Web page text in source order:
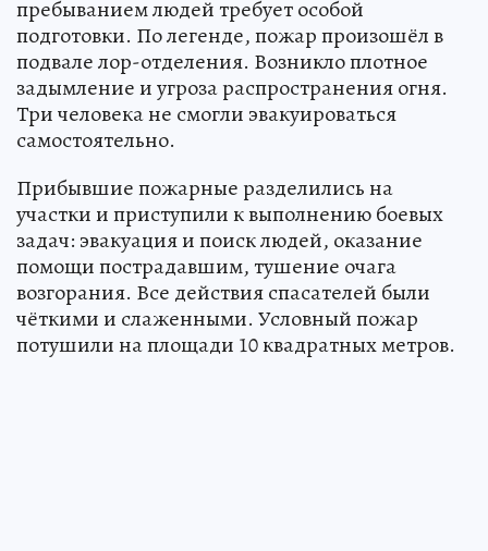
пребыванием людей требует особой
подготовки. По легенде, пожар произошёл в
подвале лор-отделения. Возникло плотное
задымление и угроза распространения огня.
Три человека не смогли эвакуироваться
самостоятельно.
Прибывшие пожарные разделились на
участки и приступили к выполнению боевых
задач: эвакуация и поиск людей, оказание
помощи пострадавшим, тушение очага
возгорания. Все действия спасателей были
чёткими и слаженными. Условный пожар
потушили на площади 10 квадратных метров.